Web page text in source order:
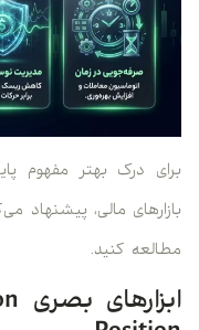
بازارهای مالی، پیشنهاد
مطالعه کنید.